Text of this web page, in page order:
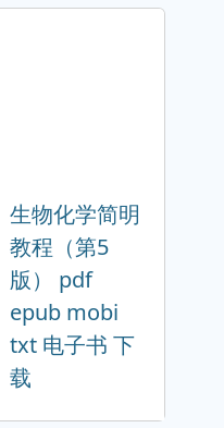
生物化学简明
教程（第5
版） pdf
epub mobi
txt 电子书 下
载